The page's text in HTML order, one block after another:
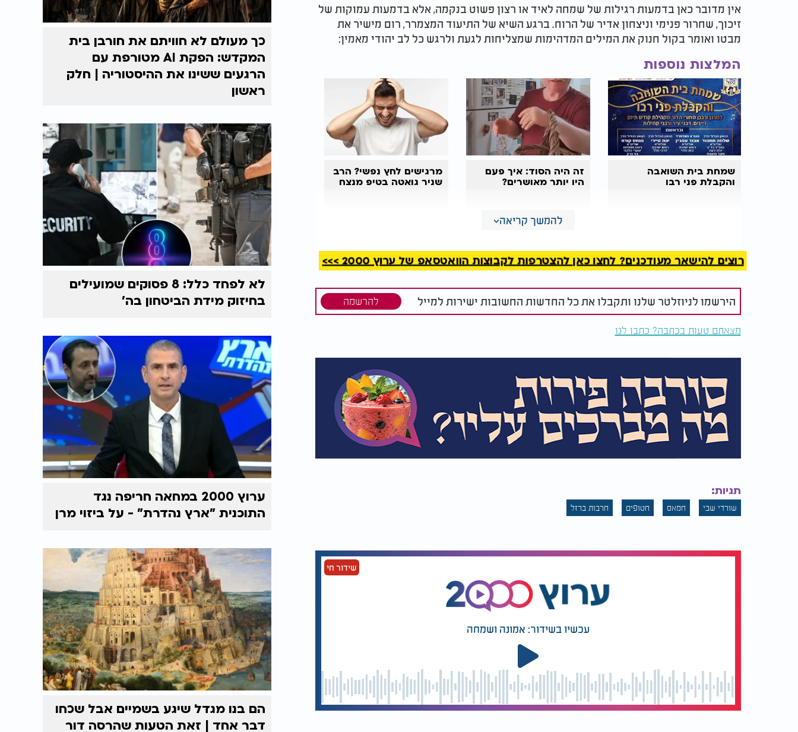
אין מדובר כאן בדמעות רגילות של שמחה לאיד או רצון פשוט בנקמה, אלא בדמעות עמוקות של
זיכוך, שחרור פנימי וניצחון אדיר של הרוח. ברגע השיא של התיעוד המצמרר, רום מישיר את
מבטו ואומר בקול חנוק את המילים המדהימות שמצליחות לגעת ולרגש כל לב יהודי מאמין:
המלצות נוספות
שמחת בית השואבה
והקבלת פני רבו
זה היה הסוד: איך פעם
היו יותר מאושרים?
מרגישים לחץ נפשי? הרב
שניר גואטה בטיפ מנצח
חכמינו זכרונם לברכה לימדו אותנו כלל ברזל נצחי שמלווה את עם ישראל בכל שנות דור, והוא
שמעט מן האור דוחה הרבה מן החושך. האויבים הקמים עלינו יכולים לנסות להרע לגוף הגשמי,
להצר את הצעדים ואף לכלוא את האדם בצינוק חשוך ומבודד, אבל אין שום כוח בעולם שיכול
הסיפור המופלא של רום הוא עדות חיה, נושמת ומפעימה לעוצמה, לגבורה העילאית וליכולת
העמידה המופלאה של הניצוץ היהודי שמסרב להישבר גם בחשכה הגדולה ביותר. בסופו של
דבר, האור האלוקי תמיד מנצח את האפלה, ועם ישראל חי וקיים.
להמשך קריאה
רוצים להישאר מעודכנים? לחצו כאן להצטרפות לקבוצות הוואטסאפ של ערוץ 2000 >>>
הירשמו לניוזלטר שלנו ותקבלו את כל החדשות החשובות ישירות למייל להרשמה
מצאתם טעות בכתבה? כתבו לנו
תגיות:
שורדי שבי חמאס חטופים חרבות ברזל
שידור חי
עכשיו בשידור: אמונה ושמחה
כך מעולם לא חוויתם את חורבן בית
המקדש: הפקת AI מטורפת עם
הרגעים ששינו את ההיסטוריה | חלק
ראשון
לא לפחד כלל: 8 פסוקים שמועילים
בחיזוק מידת הביטחון בה'
ערוץ 2000 במחאה חריפה נגד
התוכנית "ארץ נהדרת" - על ביזוי מרן
הם בנו מגדל שיגע בשמיים אבל שכחו
דבר אחד | זאת הטעות שהרסה דור